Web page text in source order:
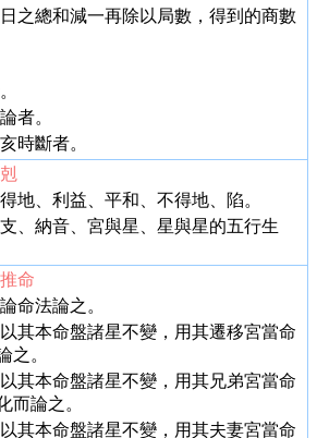
之總和減一再除以局數，得到的商數
者。
時斷者。
地、利益、平和、不得地、陷。
、納音、宮與星、星與星的五行生
命
命法論之。
其本命盤諸星不變，用其遷移宮當命
之。
其本命盤諸星不變，用其兄弟宮當命
而論之。
其本命盤諸星不變，用其夫妻宮當命